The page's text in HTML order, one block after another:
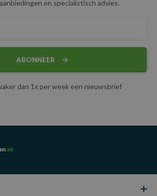
en specialistisch advies.
ABONNEER
dan 1x per week een nieuwsbrief